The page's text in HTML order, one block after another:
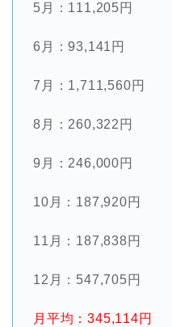
5月：111,205円
6月：93,141円
7月：1,711,560円
8月：260,322円
9月：246,000円
10月：187,920円
11月：187,838円
12月：547,705円
月平均：345,114円